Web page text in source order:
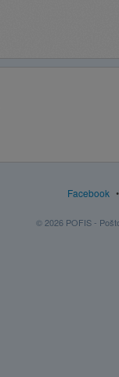
Facebook
© 2026 POFIS -